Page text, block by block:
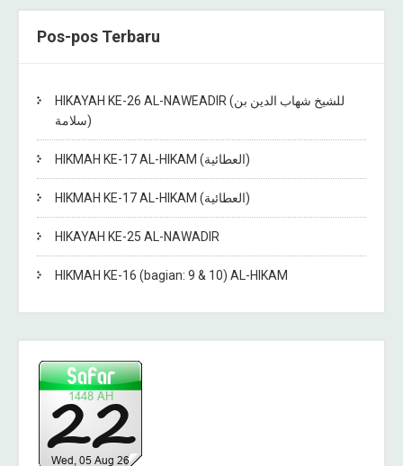
Pos-pos Terbaru
HIKAYAH KE-26 AL-NAWEADIR (للشيخ شهاب الدين بن
سلامة)
HIKMAH KE-17 AL-HIKAM (العطائية)
HIKMAH KE-17 AL-HIKAM (العطائية)
HIKAYAH KE-25 AL-NAWADIR
HIKMAH KE-16 (bagian: 9 & 10) AL-HIKAM